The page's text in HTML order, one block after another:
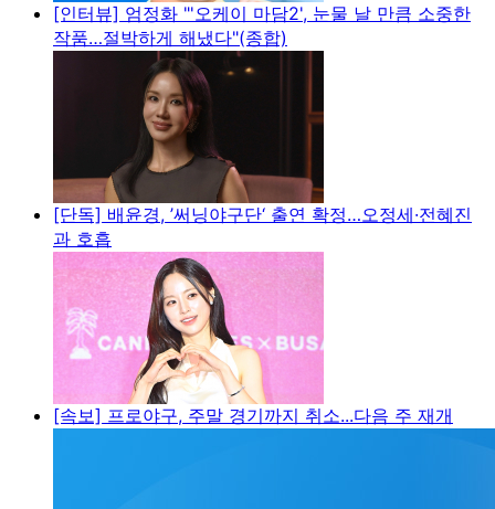
[인터뷰] 엄정화 "'오케이 마담2', 눈물 날 만큼 소중한
작품…절박하게 해냈다"(종합)
[단독] 배윤경, ’써닝야구단‘ 출연 확정…오정세·전혜진
과 호흡
[속보] 프로야구, 주말 경기까지 취소...다음 주 재개